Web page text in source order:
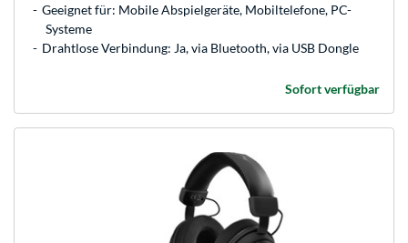
Geeignet für: Mobile Abspielgeräte, Mobiltelefone, PC-
Systeme
Drahtlose Verbindung: Ja, via Bluetooth, via USB Dongle
Sofort verfügbar